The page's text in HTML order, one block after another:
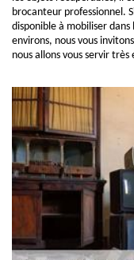
brocanteur professionnel.
disponible à mobiliser dans
environs, nous vous
nous allons vous servir